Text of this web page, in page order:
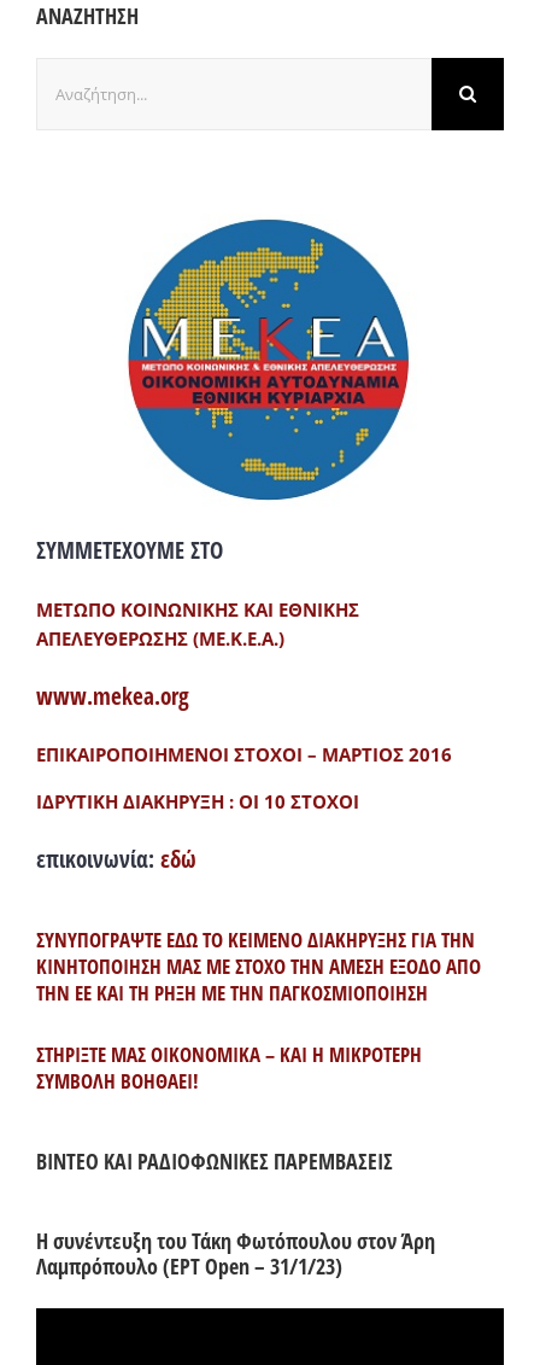
ΑΝΑΖΗΤΗΣΗ
για:
ΣΥΜΜΕΤΕΧΟΥΜΕ ΣΤΟ
ΜΕΤΩΠΟ ΚΟΙΝΩΝΙΚΗΣ ΚΑΙ ΕΘΝΙΚΗΣ
ΑΠΕΛΕΥΘΕΡΩΣΗΣ (ΜΕ.Κ.Ε.Α.)
www.mekea.org
ΕΠΙΚΑΙΡΟΠΟΙΗΜΕΝΟΙ ΣΤΟΧΟΙ – ΜΑΡΤΙΟΣ 2016
ΙΔΡΥΤΙΚΗ ΔΙΑΚΗΡΥΞΗ : ΟΙ 10 ΣΤΟΧΟΙ
επικοινωνία: εδώ
ΣΥΝΥΠΟΓΡΑΨΤΕ ΕΔΩ ΤΟ ΚΕΙΜΕΝΟ ΔΙΑΚΗΡΥΞΗΣ ΓΙΑ ΤΗΝ
ΚΙΝΗΤΟΠΟΙΗΣΗ ΜΑΣ ΜΕ ΣΤΟΧΟ ΤΗΝ ΑΜΕΣΗ ΕΞΟΔΟ ΑΠΟ
ΤΗΝ ΕΕ ΚΑΙ ΤΗ ΡΗΞΗ ΜΕ ΤΗΝ ΠΑΓΚΟΣΜΙΟΠΟΙΗΣΗ
ΣΤΗΡΙΞΤΕ ΜΑΣ ΟΙΚΟΝΟΜΙΚΑ – ΚΑΙ Η ΜΙΚΡΟΤΕΡΗ
ΣΥΜΒΟΛΗ ΒΟΗΘΑΕΙ!
ΒΙΝΤΕΟ ΚΑΙ ΡΑΔΙΟΦΩΝΙΚΕΣ ΠΑΡΕΜΒΑΣΕΙΣ
Η συνέντευξη του Τάκη Φωτόπουλου στον Άρη
Λαμπρόπουλο (ΕΡΤ Open – 31/1/23)